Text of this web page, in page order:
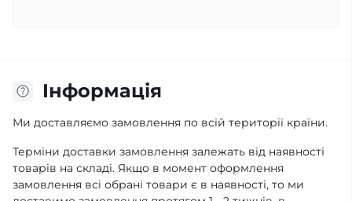
Iнформація
Ми доставляємо замовлення по всій території країни.
Терміни доставки замовлення залежать від наявності
товарів на складі. Якщо в момент оформлення
замовлення всі обрані товари є в наявності, то ми